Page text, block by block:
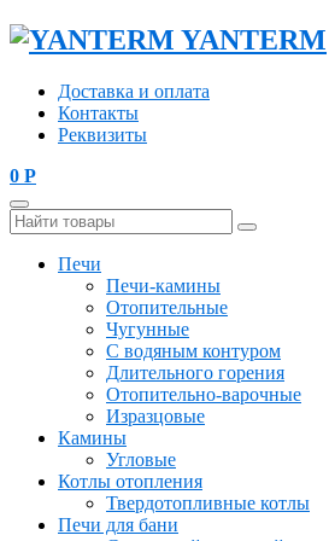
YANTERM
Доставка и оплата
Контакты
Реквизиты
0 Р
Печи
Печи-камины
Отопительные
Чугунные
С водяным контуром
Длительного горения
Отопительно-варочные
Изразцовые
Камины
Угловые
Котлы отопления
Твердотопливные котлы
Печи для бани